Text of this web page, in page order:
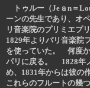
トゥルー（Jeａn＝
ーンの先生であり、オ
リ音楽院のプリミエプ
1829年よりパリ音楽院
を使っていた。
何度か
パリに戻る。 1828年
め、1831年からは彼
これらのフルートの幾